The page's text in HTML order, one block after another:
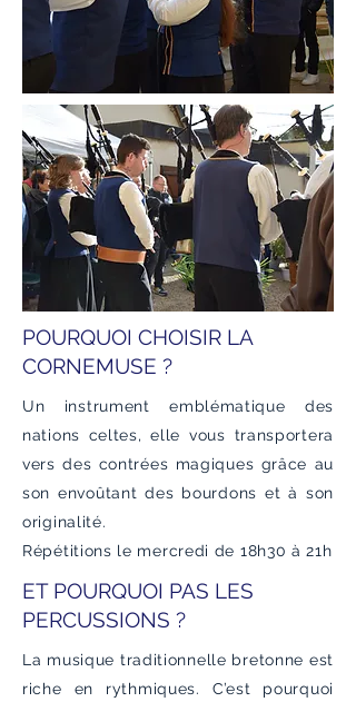
POURQUOI CHOISIR LA
CORNEMUSE ?
Un instrument emblématique des
nations celtes, elle vous transportera
vers des contrées magiques grâce au
son envoûtant des bourdons et à son
originalité.
Répétitions le mercredi de 18h30 à 21h
ET POURQUOI PAS LES
PERCUSSIONS ?
La musique traditionnelle bretonne est
riche en rythmiques. C’est pourquoi